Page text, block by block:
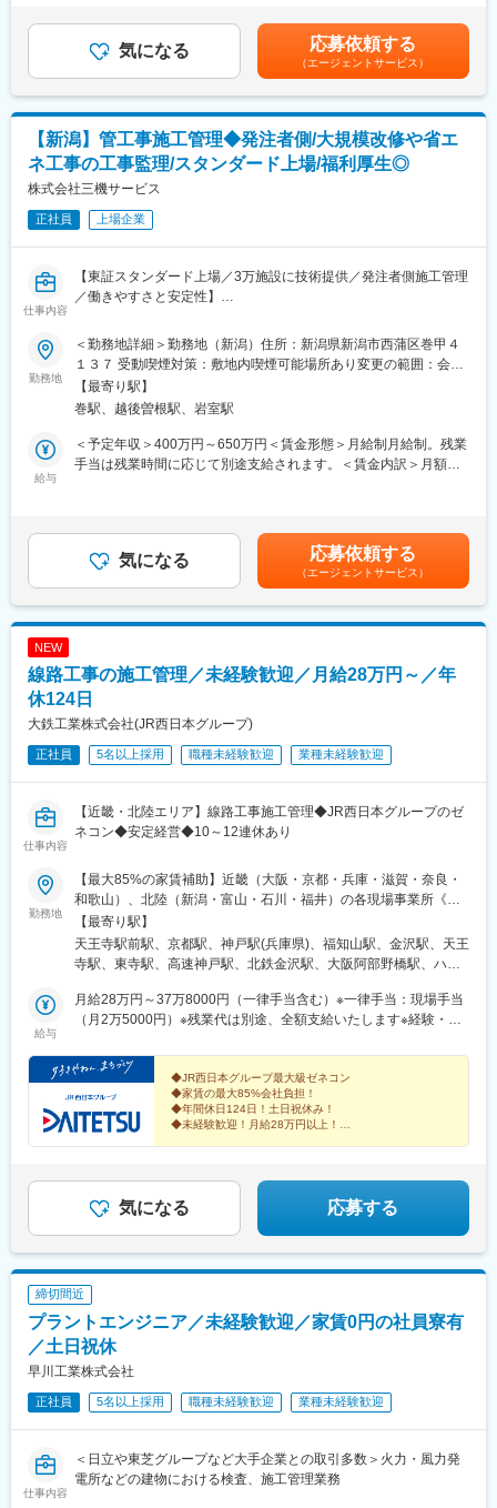
■当社の社風・魅力について：
・生活者視点を大切にした商品開発
現場やお客様の声を起点に、仮説検証と改良を素早く重ねる風土
がございます。失敗を次の挑戦につなげる文化が根付いていま
す。
・小さく始め、大きく育てる経営スタイル
内製化と柔軟な投資判断により新たな市場を創出。若手社員にも
早期から裁量ある仕事をお任せしています。
実しており、職種の枠を越えた成長機会がございます。
工事のスケジュール、予算、資材、人員配置などを計画します。
施主や社内の営業部門と連携し、工期内に工事が完了できるよう
します。
（3）材料発注・協力業者手配
受注案件ごとに在庫管理・物流部門と連携し、社内で商品の手配
を行います。協力業者への発注・調整も担当いただきます。
（4）技術的支援と現場での問題解決
施工作業中に発生する製品不具合などについて社内の関係各所と
連携して対応します。また、協力業者への施工指示・教育なども
行います。
（5）書類作成
工事開始前の安全書類、工事後の竣工書類など作成を行います。
係や書類関係一般を対応していただきます。
■出張：
現場の受注状況により変化しますが、現状割合としては小規模の
す。
※ただ今後の受注状況や社内の状況によっては変化する可能性もご
若手中心の活気のある組織ですが、キャリアでご入社いただく施
工管理の方はミドル層以上が多いです。
■当社の社風・魅力について：
◇生活者視点を大切にした商品開発
がございます。失敗を次の挑戦につなげる文化が根付いていま
す。
◇小さく始め、大きく育てる経営スタイル
内製化と柔軟な投資判断により新たな市場を創出。若手社員にも
早期から裁量ある仕事をお任せしています。
◇実力を正当に評価する人材育成環境
年次にとらわれず360度評価で成果や挑戦を評価。教育制度も充
実しており、職種の枠を越えた成長機会がございます。
対象者（4等級以上の正社員）には決算賞与も支給しております。
※4年連続で基本給のベースアップを実施しています。賃金はあく
までも目安の金額であり、選考を通じて上下する可能性がありま
す。月給(月額)は固定手当を含めた表記です。
気になる 応募依頼する
（エージェントサービス）
【新潟】管工事施工管理◆発注者側/大規模改修や省エ
ネ工事の工事監理/スタンダード上場/福利厚生◎
株式会社三機サービス
正社員 上場企業
仕事内容
【東証スタンダード上場／3万施設に技術提供／発注者側施工管理
／働きやすさと安定性】
当社は全国の大手コンビニやスーパーなど多様な顧客を対象に、
店舗・施設の大規模改修工事や省エネ工事を手掛けています。本
ポジションは発注者側として、工事の設計段階から監理・調整、
契約業務まで幅広く携わり、現場の作業を担う自社社員や協力会
社と連携しながら、品質・進捗・コストなど総合的な施工管理に
注力できる環境です。
■業務詳細
務までを一貫して担当します。営業所中心の業務ですが、必要に
応じて現場対応も発生します。
多様なバックグラウンドを持つ社員が在籍し、チームワークや連
携体制が強みです。業界経験不問で、さまざまな人材が活躍して
います。
発注者側の立場から全体を俯瞰し、プロジェクトマネジメントや
■教育体制
OJTや先輩社員のフォロー、各種研修制度が充実し、未経験者も
■就業環境
年間休日121日、完全週休二日制、月平均残業30時間程度。リモ
ートワークや出産・育児支援など福利厚生も整備されており、ワ
ークライフバランスを大切にできます。
■想定されるキャリアパス
ど多様なキャリアパスを描けます。
■企業の特徴/魅力
過去最高売上を記録する成長企業です。
変更の範囲：会社の定める業務
勤務地
＜勤務地詳細＞勤務地（新潟）住所：新潟県新潟市西蒲区巻甲４
１３７ 受動喫煙対策：敷地内喫煙可能場所あり変更の範囲：会社
の定める事業所
【最寄り駅】
巻駅、越後曽根駅、岩室駅
給与
＜予定年収＞400万円～650万円＜賃金形態＞月給制月給制。残業
手当は残業時間に応じて別途支給されます。＜賃金内訳＞月額
あくまでも目安の金額であり、選考を通じて上下する可能性があ
ります。月給(月額)は固定手当を含めた表記です。
気になる 応募依頼する
（エージェントサービス）
NEW
線路工事の施工管理／未経験歓迎／月給28万円～／年
休124日
大鉄工業株式会社(JR西日本グループ)
正社員 5名以上採用 職種未経験歓迎 業種未経験歓迎
仕事内容
【近畿・北陸エリア】線路工事施工管理◆JR西日本グループのゼ
ネコン◆安定経営◆10～12連休あり
勤務地
【最大85%の家賃補助】近畿（大阪・京都・兵庫・滋賀・奈良・
和歌山）、北陸（新潟・富山・石川・福井）の各現場事業所《勤
務地》◎近畿エリア大阪府・京都府・兵庫県・滋賀県・奈良県・
和歌山県◎北陸エリア新潟県・富山県・石川県・福井県《当社拠
点》・本社／大阪府大阪市淀川区西中島3-9-15・大阪支店／大阪
京都府京都市下京区油小路通塩小路下ル東油小路町533-6 大鉄京
都ビル3F・神戸支店／兵庫県神戸市中央区中町通2-1-18 JR神戸駅
／石川県金沢市駅西本町1-14-29 サン金沢ビル8F※U・Iターン支援
あり※受動喫煙対策：分煙（喫煙所あり）
【最寄り駅】
天王寺駅前駅、京都駅、神戸駅(兵庫県)、福知山駅、金沢駅、天王
寺駅、東寺駅、高速神戸駅、北鉄金沢駅、大阪阿部野橋駅、ハー
給与
月給28万円～37万8000円（一律手当含む）※一律手当：現場手当
（月2万5000円）※残業代は別途、全額支給いたします※経験・年
◆JR西日本グループ最大級ゼネコン
◆家賃の最大85%会社負担！
◆年間休日124日！土日祝休み！
◆未経験歓迎！月給28万円以上！
＼福利厚生充実・安定した環境で技術と経験を身につけ
よう！／
気になる 応募する
締切間近
プラントエンジニア／未経験歓迎／家賃0円の社員寮有
／土日祝休
早川工業株式会社
正社員 5名以上採用 職種未経験歓迎 業種未経験歓迎
仕事内容
＜日立や東芝グループなど大手企業との取引多数＞火力・風力発
電所などの建物における検査、施工管理業務